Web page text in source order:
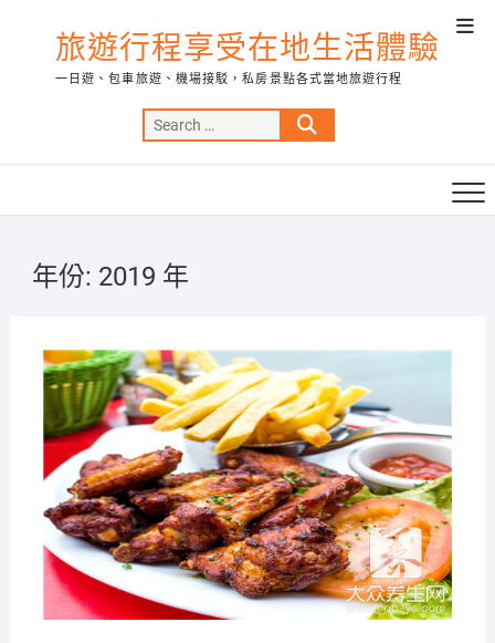
旅遊行程享受在地生活體驗
一日遊、包車旅遊、機場接駁，私房景點各式當地旅遊行程
Search
…
年份: 2019 年